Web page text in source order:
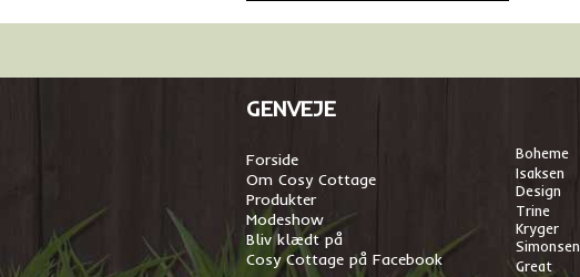
GENVEJE
Forside
Om Cosy Cottage
Produkter
Modeshow
Bliv klædt på
Cosy Cottage på Facebook
Boheme
Isaksen
Design
Trine
Kryger
Simonsen
Great